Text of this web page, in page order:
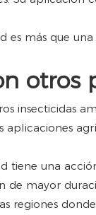
es más que
otros
insecticidas
tiene una
de mayor
regiones